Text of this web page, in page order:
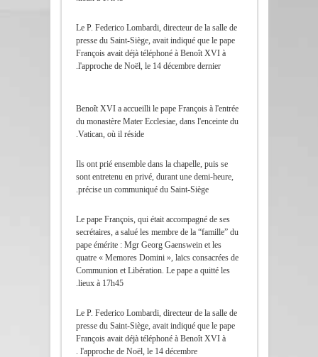
Le P. Federico Lombardi, directeur de la salle de
presse du Saint-Siège, avait indiqué que le pape
François avait déjà téléphoné à Benoît XVI à
l'approche de Noël, le 14 décembre dernier.
Benoît XVI a accueilli le pape François à l'entrée
du monastère Mater Ecclesiae, dans l'enceinte du
Vatican, où il réside.
Ils ont prié ensemble dans la chapelle, puis se
sont entretenu en privé, durant une demi-heure,
précise un communiqué du Saint-Siège.
Le pape François, qui était accompagné de ses
secrétaires, a salué les membre de la “famille” du
pape émérite : Mgr Georg Gaenswein et les
quatre « Memores Domini », laïcs consacrées de
Communion et Libération. Le pape a quitté les
lieux à 17h45.
Le P. Federico Lombardi, directeur de la salle de
presse du Saint-Siège, avait indiqué que le pape
François avait déjà téléphoné à Benoît XVI à
l'approche de Noël, le 14 décembre .